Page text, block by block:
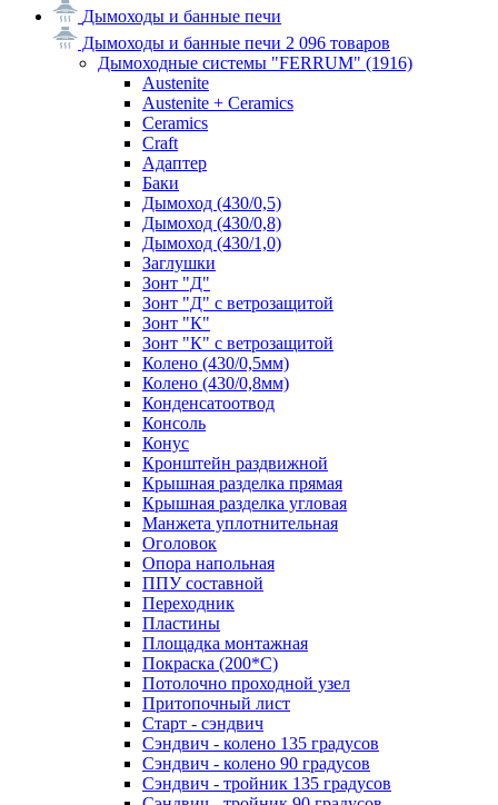
Дымоходы и банные печи
Дымоходы и банные печи 2 096 товаров
Дымоходные системы "FERRUM" (1916)
Austenite
Austenite + Ceramics
Ceramics
Craft
Адаптер
Баки
Дымоход (430/0,5)
Дымоход (430/0,8)
Дымоход (430/1,0)
Заглушки
Зонт "Д"
Зонт "Д" с ветрозащитой
Зонт "К"
Зонт "К" с ветрозащитой
Колено (430/0,5мм)
Колено (430/0,8мм)
Конденсатоотвод
Консоль
Конус
Кронштейн раздвижной
Крышная разделка прямая
Крышная разделка угловая
Манжета уплотнительная
Оголовок
Опора напольная
ППУ составной
Переходник
Пластины
Площадка монтажная
Покраска (200*С)
Потолочно проходной узел
Притопочный лист
Старт - сэндвич
Сэндвич - колено 135 градусов
Сэндвич - колено 90 градусов
Сэндвич - тройник 135 градусов